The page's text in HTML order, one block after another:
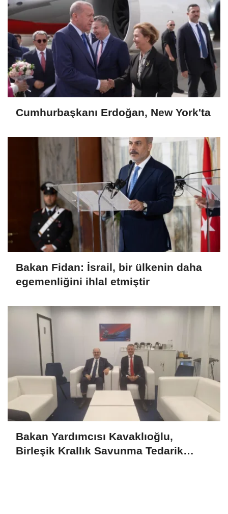
Cumhurbaşkanı Erdoğan, New York'ta
Bakan Fidan: İsrail, bir ülkenin daha
egemenliğini ihlal etmiştir
Bakan Yardımcısı Kavaklıoğlu,
Birleşik Krallık Savunma Tedarik